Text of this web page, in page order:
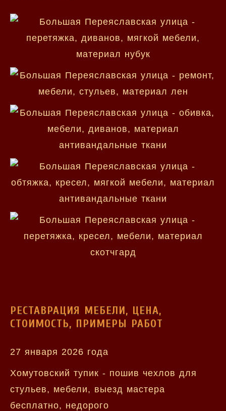
РЕСТАВРАЦИЯ МЕБЕЛИ, ЦЕНА,
СТОИМОСТЬ, ПРИМЕРЫ РАБОТ
27 января 2026 года
Хомутовский тупик - пошив чехлов для
стульев, мебели, выезд мастера
бесплатно, недорого